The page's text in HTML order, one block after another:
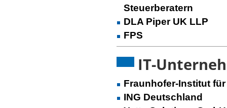
Steuerberatern
DLA Piper UK LLP
FPS
IT-
Fraunhofer-Institut
ING Deutschland